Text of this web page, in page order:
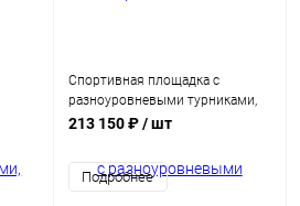
и
Спортивная площадка с
разноуровневыми турниками,
брусьями и скамьей для пресса
213 150 ₽/ шт
Подробнее